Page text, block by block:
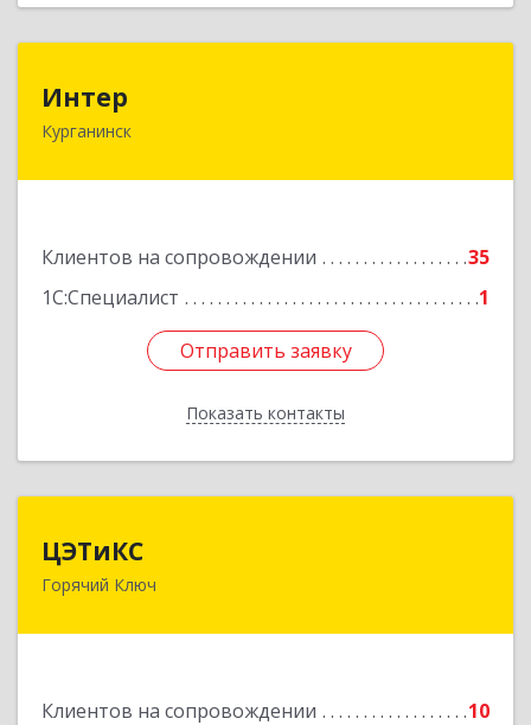
Интер
Курганинск
Клиентов на сопровождении
35
1С:Специалист
1
Отправить заявку
Показать контакты
352430, Краснодарский край, Курганинск г,
Отправить заявку
Назад
ЦЭТиКС
Горячий Ключ
Клиентов на сопровождении 10
353290, Краснодарский край, Горячий Ключ г,